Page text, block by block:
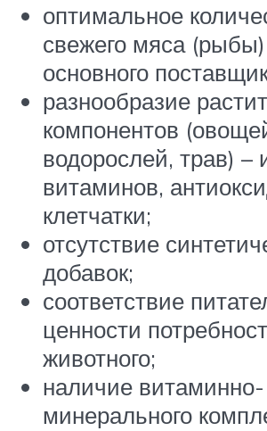
оптимальное
свежего мяса (рыбы)
основного
разнообразие
компонентов
водорослей, трав) –
витаминов,
клетчатки;
отсутствие
добавок;
соответствие
ценности
животного;
наличие витаминно-
минерального